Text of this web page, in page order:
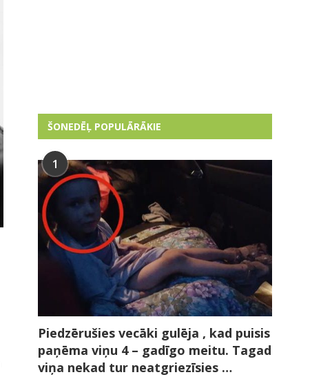
ŠONEDĒĻ POPULĀRĀKIE
1
Piedzērušies vecāki gulēja , kad puisis
paņēma viņu 4 – gadīgo meitu. Tagad
viņa nekad tur neatgriezīsies …